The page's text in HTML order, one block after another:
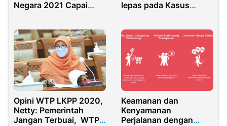
Negara 2021 Capai
lepas pada Kasus
Opini WTP LKPP 2020,
Netty: Pemerintah
Jangan Terbuai, WTP
Keamanan dan
Kenyamanan
Perjalanan dengan